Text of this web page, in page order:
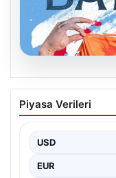
07.08.2026
Celta Vigo,
Görsel Bir
merakla
Takım,
Piyasa Verileri
USD
EUR